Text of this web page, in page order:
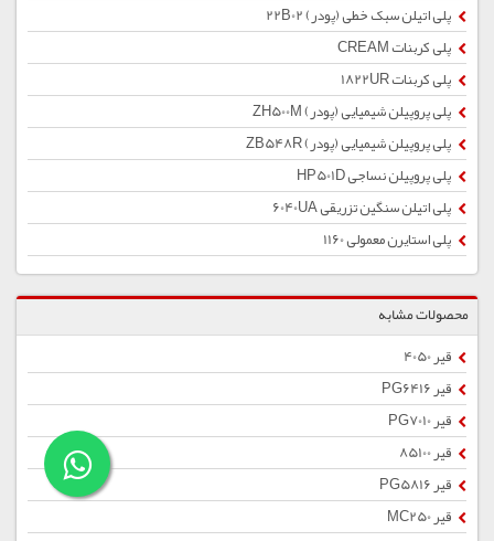
پلی اتیلن سبک خطی (پودر) 22B02
پلی کربنات CREAM
پلی کربنات 1822UR
پلی پروپیلن شیمیایی (پودر) ZH500M
پلی پروپیلن شیمیایی (پودر) ZB548R
پلی پروپیلن نساجی HP501D
پلی اتیلن سنگین تزریقی 6040UA
پلی استایرن معمولی 1160
محصولات مشابه
قیر 4050
قیر PG6416
قیر PG7010
قیر 85100
قیر PG5816
قیر MC250